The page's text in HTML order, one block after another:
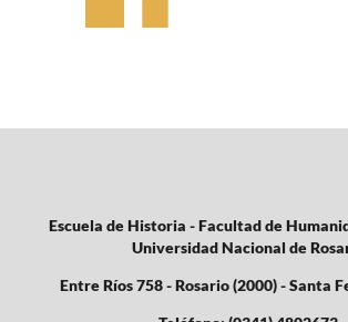
Escuela de Historia - Facultad de
Universidad Nacional de
Entre Ríos 758 - Rosario (2000) - Santa